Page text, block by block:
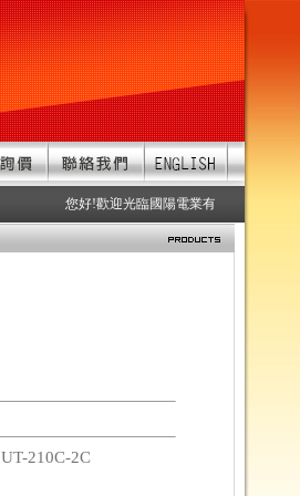
您好!歡迎光臨國陽電業有限公司 服務
UT-210C-2C